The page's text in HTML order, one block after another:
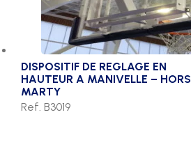
DISPOSITIF DE REGLAGE EN
HAUTEUR A MANIVELLE – HORS
MARTY
Ref. B3019